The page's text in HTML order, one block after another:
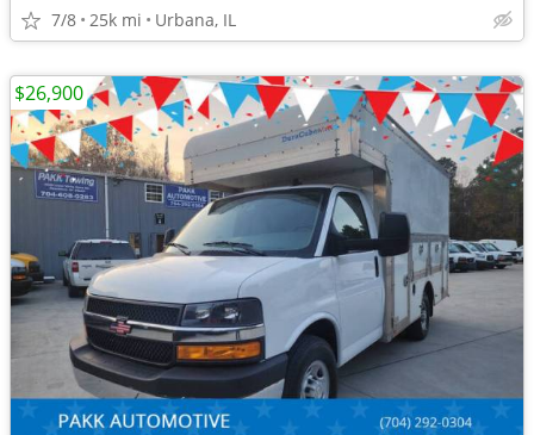
7/8 25k mi Urbana, IL
$26,900